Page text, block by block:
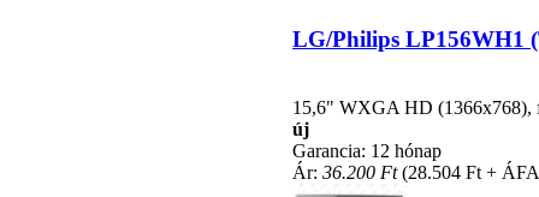
LG/Philips LP156WH1
15,6" WXGA HD (1366x768),
új
Garancia: 12 hónap
Ár: 36.200 Ft(28.504 Ft +